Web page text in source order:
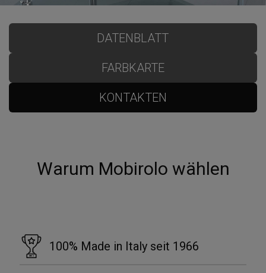
DATENBLATT
FARBKARTE
KONTAKTEN
Warum Mobirolo wählen
100% Made in Italy seit 1966